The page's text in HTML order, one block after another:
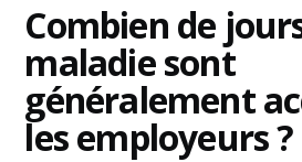
Combien de
maladie sont
généralement
les employeurs ?